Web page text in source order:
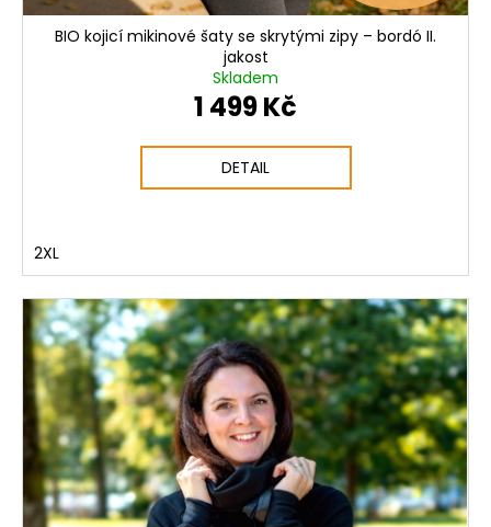
BIO kojicí mikinové šaty se skrytými zipy – bordó II.
jakost
Skladem
1 499 Kč
DETAIL
2XL